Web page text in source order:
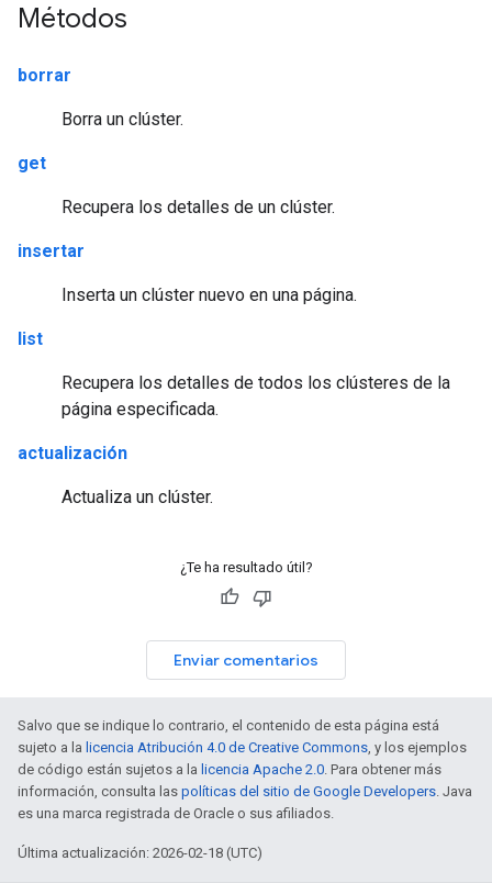
Métodos
borrar
Borra un clúster.
get
Recupera los detalles de un clúster.
insertar
Inserta un clúster nuevo en una página.
list
Recupera los detalles de todos los clústeres de la
página especificada.
actualización
Actualiza un clúster.
¿Te ha resultado útil?
Enviar comentarios
Salvo que se indique lo contrario, el contenido de esta página está
sujeto a la licencia Atribución 4.0 de Creative Commons, y los ejemplos
de código están sujetos a la licencia Apache 2.0. Para obtener más
información, consulta las políticas del sitio de Google Developers. Java
es una marca registrada de Oracle o sus afiliados.
Última actualización: 2026-02-18 (UTC)